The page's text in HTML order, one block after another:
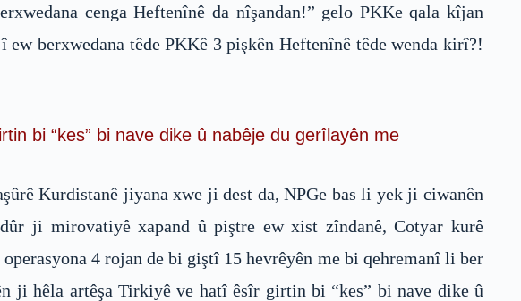
cenga Heftenînê da nîşandan!” gelo PKKe qala kîjan
berxwedana têde PKKê 3 pişkên Heftenînê têde wenda kirî?!
bi “kes” bi nave dike û nabêje du gerîlayên me
Kurdistanê jiyana xwe ji dest da, NPGe bas li yek ji ciwanên
ji mirovatiyê xapand û piştre ew xist zîndanê, Cotyar kurê
4 rojan de bi giştî 15 hevrêyên me bi qehremanî li ber
ji hêla artêşa Tirkiyê ve hatî êsîr girtin bi “kes” bi nave dike û